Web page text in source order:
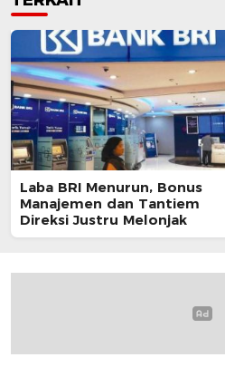
Laba BRI Menurun, Bonus
Manajemen dan Tantiem
Direksi Justru Melonjak